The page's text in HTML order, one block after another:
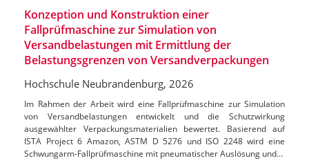
Konzeption und Konstruktion einer
Fallprüfmaschine zur Simulation von
Versandbelastungen mit Ermittlung der
Belastungsgrenzen von Versandverpackungen
Hochschule Neubrandenburg, 2026
Im Rahmen der Arbeit wird eine Fallprüfmaschine zur Simulation
von Versandbelastungen entwickelt und die Schutzwirkung
ausgewählter Verpackungsmaterialien bewertet. Basierend auf
ISTA Project 6 Amazon, ASTM D 5276 und ISO 2248 wird eine
Schwungarm-Fallprüfmaschine mit pneumatischer Auslösung und…